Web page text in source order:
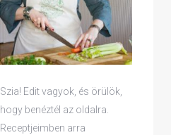
Szia! Edit vagyok, és örülök,
hogy benéztél az oldalra.
Receptjeimben arra